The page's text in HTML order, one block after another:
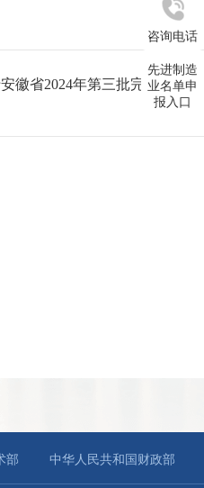
咨询电话
先进制造
业名单申
报入口
发布
徽省2024年第三批完成异地
部 中华人民共和国财政部